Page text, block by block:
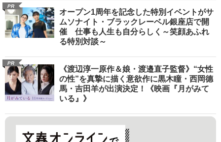
PR
オープン1周年を記念した特別イベントがサ
ムソナイト・ブラックレーベル銀座店で開
催 仕事も人生も自分らしく～笑顔あふれ
る特別対談～
PR
《渡辺淳一原作＆娘・渡邉直子監督》“女性
の性”を真摯に描く意欲作に黒木瞳・西岡德
馬・吉田羊が出演決定！《映画『月がみて
いる』》